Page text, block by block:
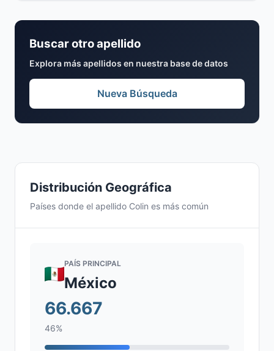
Distribución Geográfica
Países donde el apellido Colin es más común
PAÍS PRINCIPAL
México
66.667
46%
Buscar otro apellido
Explora más apellidos en nuestra base de datos
Nueva Búsqueda